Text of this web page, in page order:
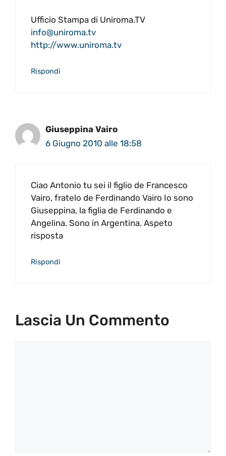
Ufficio Stampa di Uniroma.TV
info@uniroma.tv
http://www.uniroma.tv
Rispondi
Giuseppina Vairo
6 Giugno 2010 alle 18:58
Ciao Antonio tu sei il figlio de Francesco
Vairo, fratelo de Ferdinando Vairo Io sono
Giuseppina, la figlia de Ferdinando e
Angelina. Sono in Argentina. Aspeto
risposta
Rispondi
Lascia Un Commento